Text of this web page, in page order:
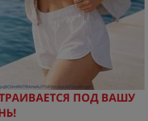
ПОД ВАШУ